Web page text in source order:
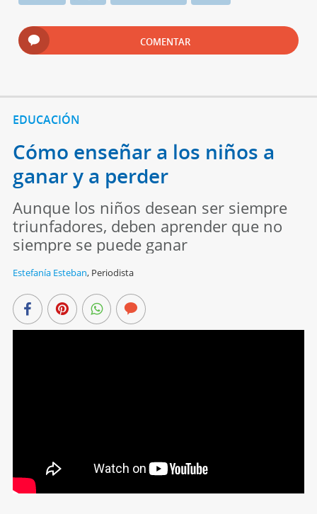
COMENTAR
EDUCACIÓN
Cómo enseñar a los niños a
ganar y a perder
Aunque los niños desean ser siempre
triunfadores, deben aprender que no
siempre se puede ganar
Estefanía Esteban, Periodista